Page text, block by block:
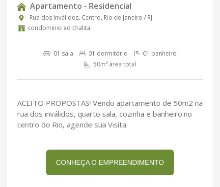
Apartamento - Residencial
Rua dos Inválidos, Centro, Rio de Janeiro / RJ
condominio ed chalita
01 sala 01 dormitório
01 banheiro
50m² área total
ACEITO PROPOSTAS! Vendo apartamento de 50m2 na
rua dos inválidos, quarto sala, cozinha e banheiro.no
centro do Rio, agende sua Visita.
CONHEÇA O EMPREENDIMENTO